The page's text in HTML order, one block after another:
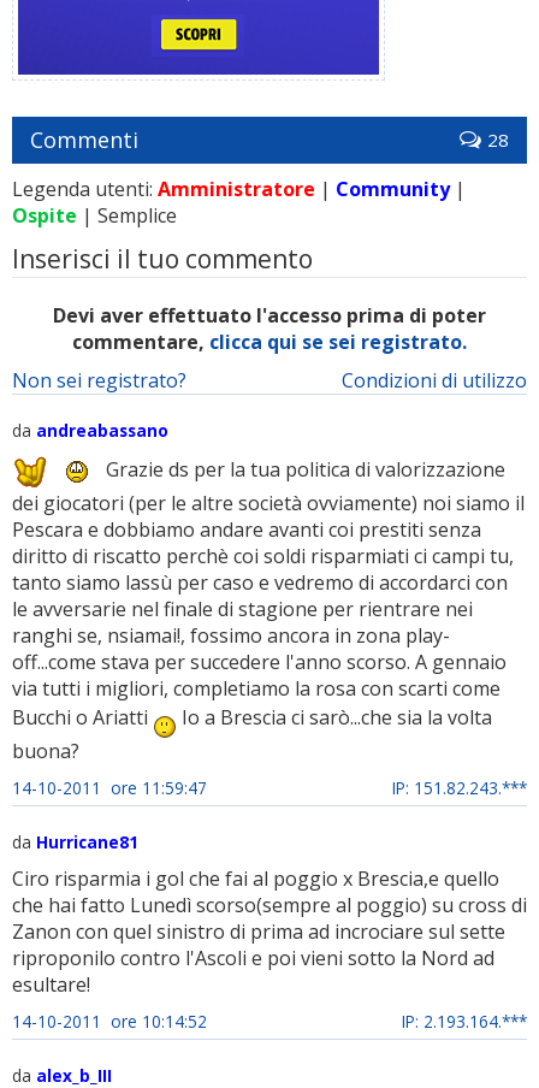
Commenti 28
Legenda utenti: Amministratore | Community|
Ospite | Semplice
Inserisci il tuo commento
Devi aver effettuato l'accesso prima di poter
commentare, clicca qui se sei registrato.
Condizioni di utilizzo
Non sei registrato?
da andreabassano
Grazie ds per la tua politica di valorizzazione
dei giocatori (per le altre società ovviamente) noi siamo il
Pescara e dobbiamo andare avanti coi prestiti senza
diritto di riscatto perchè coi soldi risparmiati ci campi tu,
tanto siamo lassù per caso e vedremo di accordarci con
le avversarie nel finale di stagione per rientrare nei
ranghi se, nsiamai!, fossimo ancora in zona play-
off...come stava per succedere l'anno scorso. A gennaio
via tutti i migliori, completiamo la rosa con scarti come
Bucchi o Ariatti
Io a Brescia ci sarò...che sia la volta
buona?
14-10-2011 ore 11:59:47 IP: 151.82.243.***
da Hurricane81
Ciro risparmia i gol che fai al poggio x Brescia,e quello
che hai fatto Lunedì scorso(sempre al poggio) su cross di
Zanon con quel sinistro di prima ad incrociare sul sette
riproponilo contro l'Ascoli e poi vieni sotto la Nord ad
esultare!
14-10-2011 ore 10:14:52 IP: 2.193.164.***
da alex_b_III